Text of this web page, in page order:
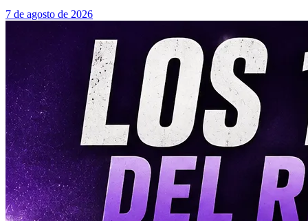
7 de agosto de 2026